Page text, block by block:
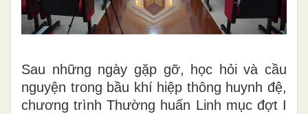
Sau những ngày gặp gỡ, học hỏi và cầu
nguyện trong bầu khí hiệp thông huynh đệ,
chương trình Thường huấn Linh mục đợt I